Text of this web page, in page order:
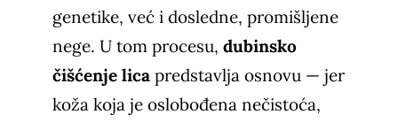
genetike, već i dosledne, promišljene
nege. U tom procesu, dubinsko
čišćenje licapredstavlja osnovu — jer
koža koja je oslobođena nečistoća,